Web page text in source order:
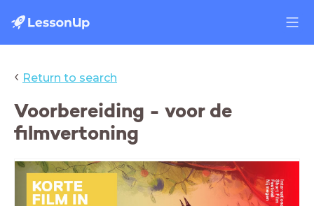
‹ Return to search
Voorbereiding - voor de
filmvertoning